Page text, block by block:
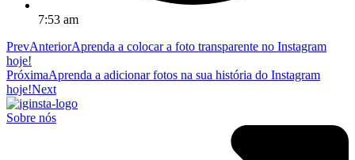
7:53 am
PrevAnteriorAprenda a colocar a foto transparente no Instagram
hoje!
PróximaAprenda a adicionar fotos na sua história do Instagram
hoje!Next
Sobre nós